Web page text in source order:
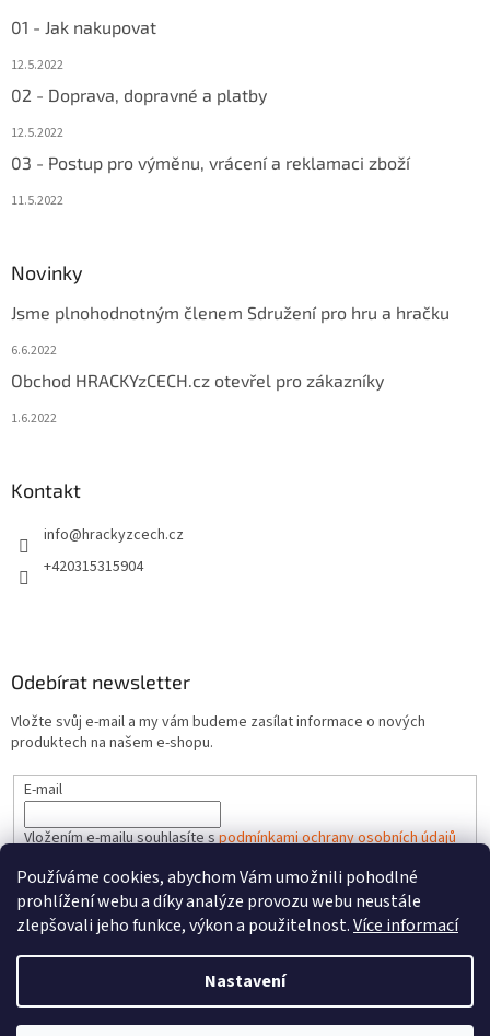
Používáme cookies, abychom Vám umožnili pohodlné
prohlížení webu a díky analýze provozu webu neustále
zlepšovali jeho funkce, výkon a použitelnost.Více informací
Nastavení
01 - Jak nakupovat
12.5.2022
02 - Doprava, dopravné a platby
12.5.2022
03 - Postup pro výměnu, vrácení a reklamaci zboží
11.5.2022
Novinky
Jsme plnohodnotným členem Sdružení pro hru a hračku
6.6.2022
Obchod HRACKYzCECH.cz otevřel pro zákazníky
1.6.2022
Kontakt
info@hrackyzcech.cz
+420315315904
Odebírat newsletter
Vložte svůj e-mail a my vám budeme zasílat informace o nových
produktech na našem e-shopu.
E-mail
Vložením e-mailu souhlasíte spodmínkami ochrany osobních údajů
PŘIHLÁSIT SE
Vytvořil Shoptet